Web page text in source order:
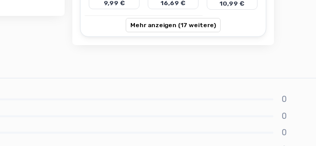
9,99 € 16,69 € 10,99 €
Mehr anzeigen (17 weitere)
0
0
0